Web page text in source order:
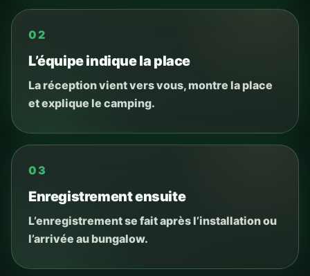
02
L’équipe indique la place
La réception vient vers vous, montre la place
et explique le camping.
03
Enregistrement ensuite
L’enregistrement se fait après l’installation ou
l’arrivée au bungalow.